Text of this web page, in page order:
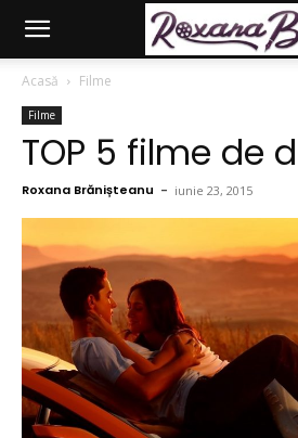
Acasă Filme
Filme
TOP 5 filme de
Roxana Brănișteanu - iunie 23, 2015